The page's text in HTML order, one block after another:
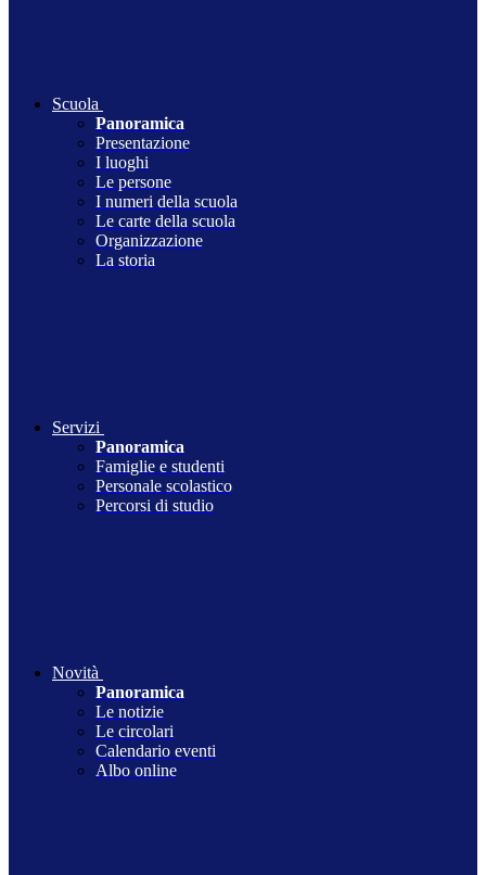
Scuola
Panoramica
Presentazione
I luoghi
Le persone
I numeri della scuola
Le carte della scuola
Organizzazione
La storia
Servizi
Panoramica
Famiglie e studenti
Personale scolastico
Percorsi di studio
Novità
Panoramica
Le notizie
Le circolari
Calendario eventi
Albo online